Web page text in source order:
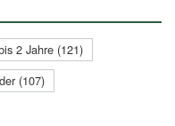
2 Jahre (121)
(107)